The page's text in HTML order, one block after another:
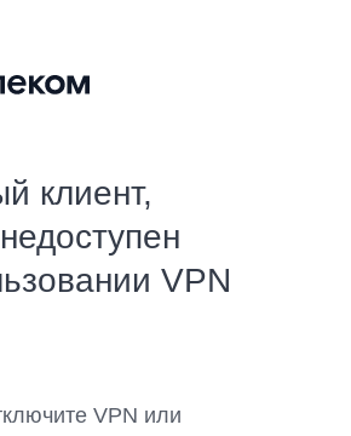
клиент,
VPN
VPN или